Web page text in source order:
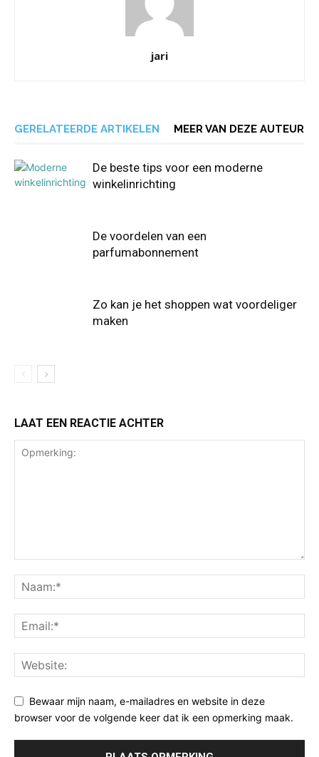
jari
GERELATEERDE ARTIKELEN MEER VAN DEZE AUTEUR
De beste tips voor een moderne
winkelinrichting
De voordelen van een
parfumabonnement
Zo kan je het shoppen wat voordeliger
maken
LAAT EEN REACTIE ACHTER
Bewaar mijn naam, e-mailadres en website in deze
browser voor de volgende keer dat ik een opmerking maak.